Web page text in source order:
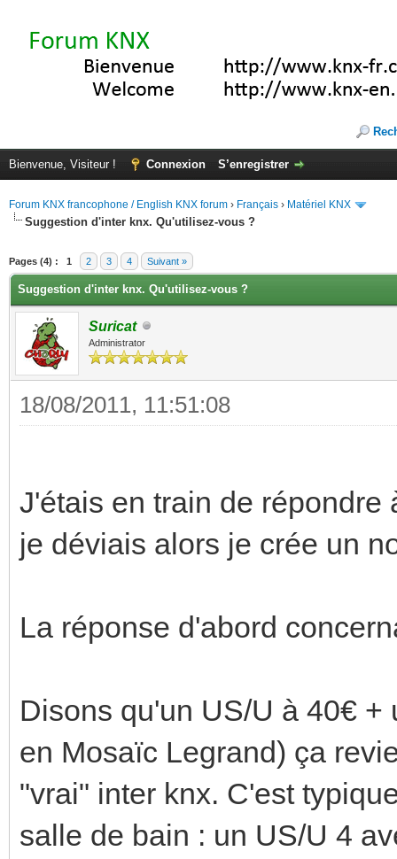
Bienvenue, Visiteur ! Connexion S’enregistrer
Forum KNX francophone / English KNX forum › Français › Matériel KNX
Suggestion d'inter knx. Qu'utilisez-vous ?
Pages (4) : 1 2 3 4 Suivant »
Suggestion d'inter knx. Qu'utilisez-vous ?
Suricat
Administrator
18/08/2011, 11:51:08
J'étais en train de répondre
je déviais alors je crée un
La réponse d'abord
Disons qu'un US/U à 40€
en Mosaïc Legrand) ça
"vrai" inter knx. C'est
salle de bain : un US/U 4